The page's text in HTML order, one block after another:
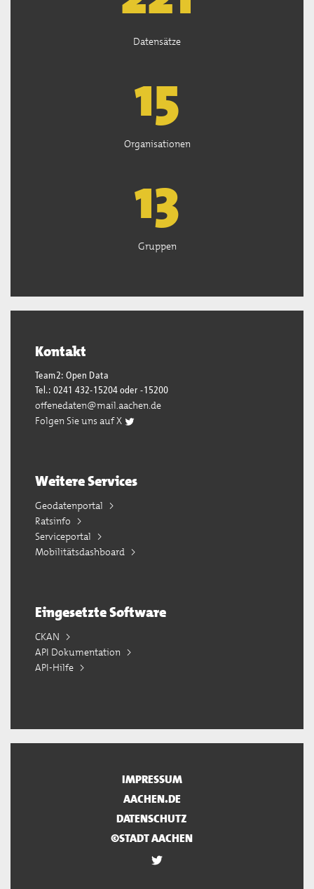
Datensätze
15
Organisationen
13
Gruppen
Kontakt
Team2: Open Data
Tel.: 0241 432-15204 oder -15200
offenedaten@mail.aachen.de
Folgen Sie uns auf X
Weitere Services
Geodatenportal
Ratsinfo
Serviceportal
Mobilitätsdashboard
Eingesetzte Software
CKAN
API Dokumentation
API-Hilfe
IMPRESSUM
AACHEN.DE
DATENSCHUTZ
©STADT AACHEN